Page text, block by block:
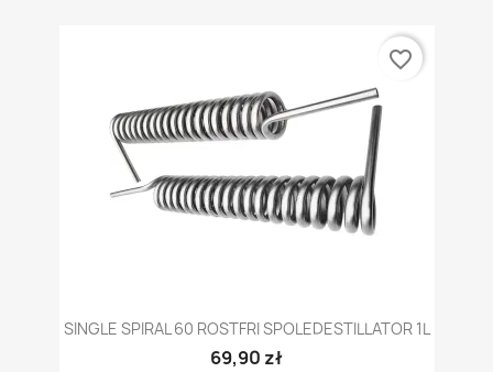
SINGLE SPIRAL 60 ROSTFRI SPOLEDESTILLATOR 1L
69,90 zł
favorite_border